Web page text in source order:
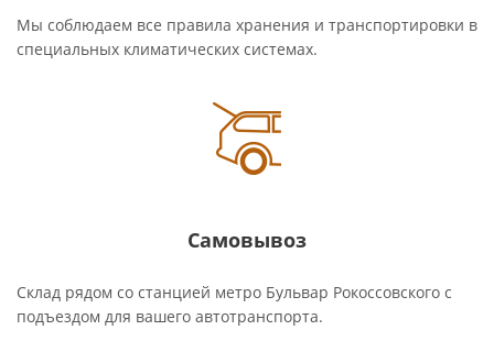
Мы соблюдаем все правила хранения и транспортировки в
специальных климатических системах.
Самовывоз
Склад рядом со станцией метро Бульвар Рокоссовского с
подъездом для вашего автотранспорта.